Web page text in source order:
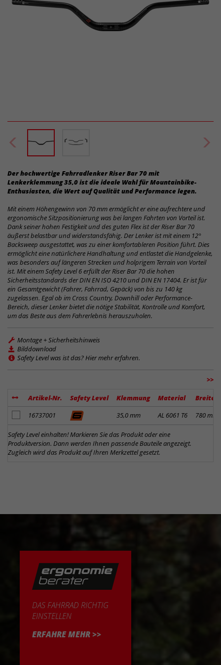
Der hochwertige Fahrradlenker Riser Bar 70 mit
Lenkerklemmung 35,0 ist die ideale Wahl für Mountainbike-
Enthusiasten, die Wert auf Qualität und Performance legen.
Mit einem Höhengewinn von 70 mm ermöglicht er eine aufrechtere und
ergonomische Sitzpositionierung was bei langen Fahrten von Vorteil ist.
Dank seiner hohen Festigkeit und des guten Flex ist der Riser Bar 70
äußerst belastbar und widerstandsfähig. Der Lenker ist mit einem 12°
Backsweep ausgestattet, was zu einer komfortableren Position führt. Dies
ermöglicht eine natürlichere Handhaltung und entlastet die Handgelenke,
was besonders auf längeren Strecken und holprigem Terrain von Vorteil
ist. Mit einem Safety Level 6 erfüllt der Riser Bar 70 die hohen
Sicherheitsstandards der DIN EN ISO 4210 und DIN EN 17404. Er ist für
ein Gesamtgewicht (Fahrer, Fahrrad, Gepäck) von bis zu 140 kg
zugelassen. Egal ob im Cross Country, Downhill oder Performance-
Bereich, dieser Lenker bietet die nötige Stabilität, Kontrolle und Komfort,
um das Beste aus dem Fahrerlebnis herauszuholen.
Montage + Sicherheitshinweis
Bilddownload
Safety Level was ist das? Hier mehr erfahren.
>>
Artikel-Nr. Safety Level Klemmung Material
Breite
Artikel zum Merkzettel hinzufügen
16737001 35,0 mm AL 6061 T6 780 mm
Safety Level einhalten! Markieren Sie das Produkt oder eine
Produktversion. Dann werden Ihnen passende Bauteile angezeigt.
Zugleich wird das Produkt auf Ihren Merkzettel gesetzt.
DAS FAHRRAD RICHTIG
EINSTELLEN
ERFAHRE MEHR >>